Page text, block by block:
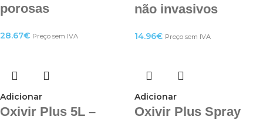
porosas
28.67€ Preço sem IVA
não invasivos
14.96€ Preço sem IVA
Adicionar
Oxivir Plus 5L –
Adicionar
Oxivir Plus Spray